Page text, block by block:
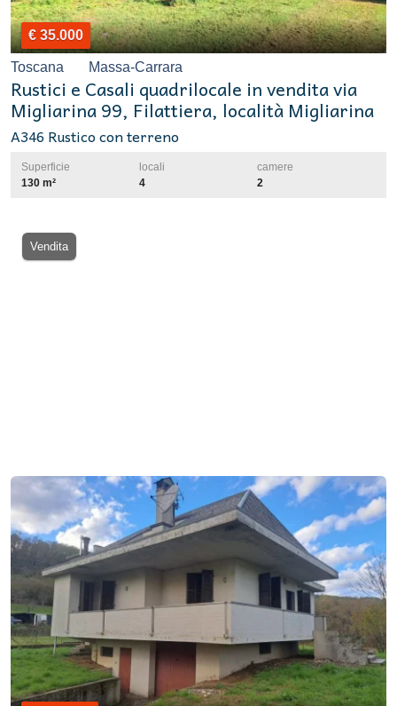
€ 35.000
Toscana Massa-Carrara
Rustici e Casali quadrilocale in vendita via
Migliarina 99, Filattiera, località Migliarina
A346 Rustico con terreno
Superficie
130 m²
locali
4
camere
2
Vendita